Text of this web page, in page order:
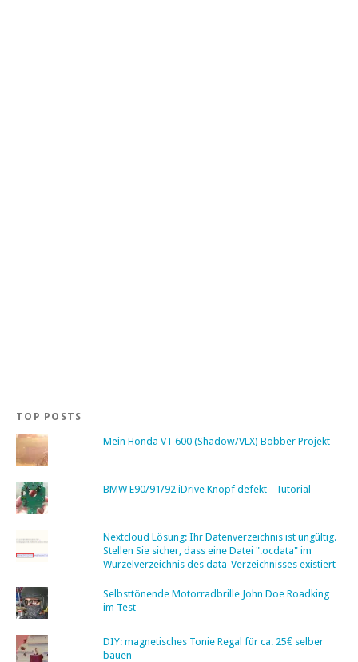
TOP POSTS
Mein Honda VT 600 (Shadow/VLX) Bobber Projekt
BMW E90/91/92 iDrive Knopf defekt - Tutorial
Nextcloud Lösung: Ihr Datenverzeichnis ist ungültig.
Stellen Sie sicher, dass eine Datei ".ocdata" im
Wurzelverzeichnis des data-Verzeichnisses existiert
Selbsttönende Motorradbrille John Doe Roadking
im Test
DIY: magnetisches Tonie Regal für ca. 25€ selber
bauen